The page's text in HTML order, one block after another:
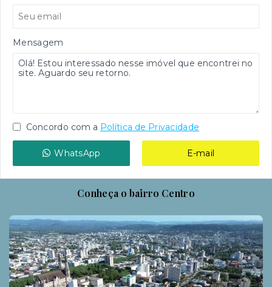
Mensagem
Concordo com a Política de Privacidade
WhatsApp E-mail
Conheça o bairro Centro